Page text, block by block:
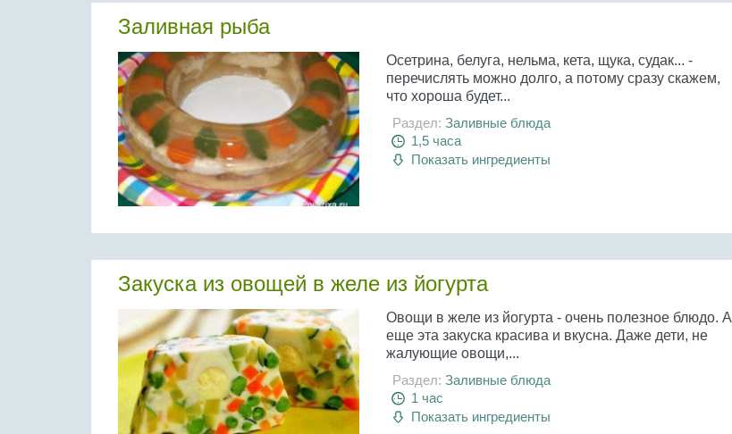
Заливная рыба
Осетрина, белуга, нельма, кета, щука, судак... -
перечислять можно долго, а потому сразу скажем,
что хороша будет...
Раздел: Заливные блюда
1,5 часа
Показать ингредиенты
Закуска из овощей в желе из йогурта
Овощи в желе из йогурта - очень полезное блюдо. А
еще эта закуска красива и вкусна. Даже дети, не
жалующие овощи,...
Раздел: Заливные блюда
1 час
Показать ингредиенты